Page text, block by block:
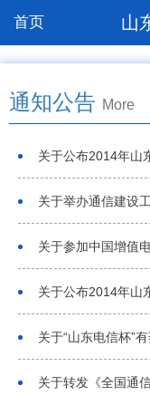
首页 山
通知公告 More
关于公布2014年山东省第二期
关于举办通信建设工
关于参加中国增值
关于公布2014年山东省第一期
关于“山东电信杯”
关于转发《全国通信建设